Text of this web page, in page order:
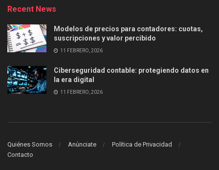
Recent News
Modelos de precios para contadores: cuotas,
suscripciones y valor percibido
11 FEBRERO, 2026
Ciberseguridad contable: protegiendo datos en
la era digital
11 FEBRERO, 2026
Quiénes Somos Anúnciate
Política de Privacidad
Contacto